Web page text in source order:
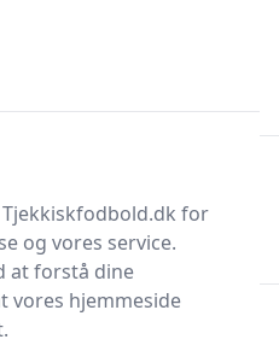
for
og vores service.
at forstå dine
vores hjemmeside